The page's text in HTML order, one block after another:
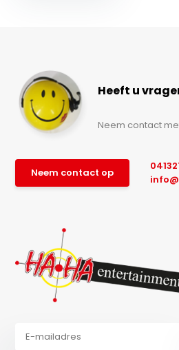
Heeft u
Neem contact
Neem contact op